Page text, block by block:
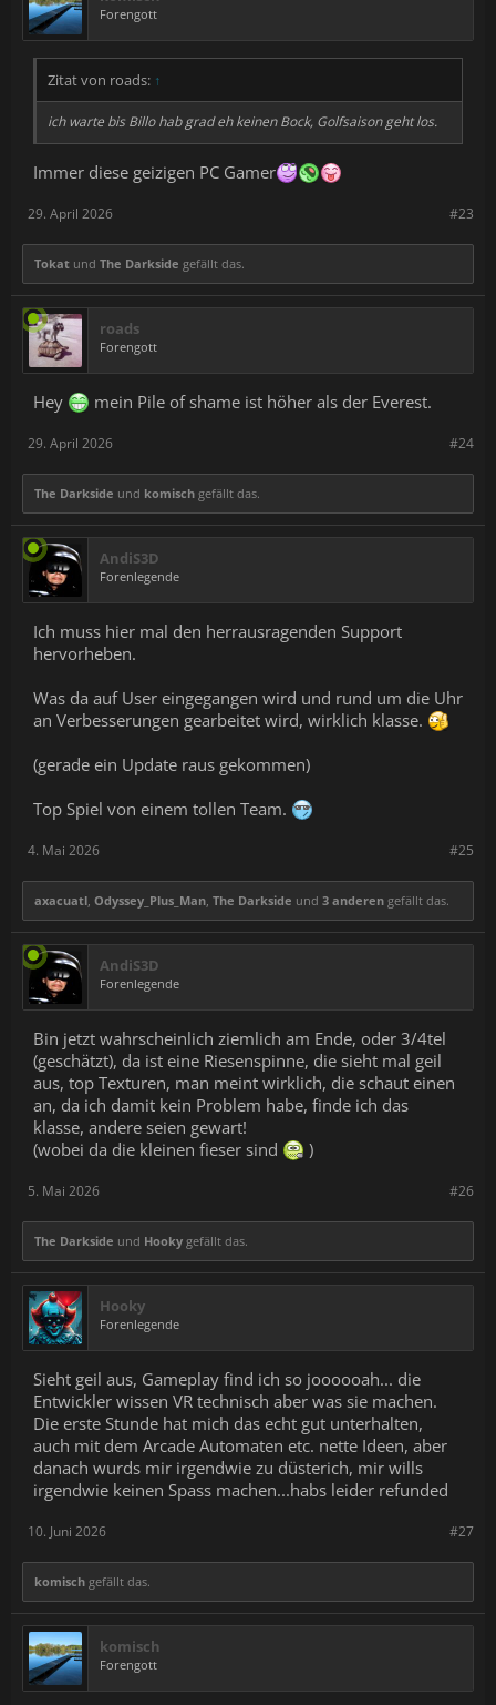
Forengott
Zitat von roads: ↑
ich warte bis Billo hab grad eh keinen Bock, Golfsaison geht los.
Immer diese geizigen PC Gamer
#23
29. April 2026
Tokat und The Darkside gefällt das.
roads
Forengott
Hey mein Pile of shame ist höher als der Everest.
#24
29. April 2026
The Darkside und komisch gefällt das.
AndiS3D
Forenlegende
Ich muss hier mal den herrausragenden Support
hervorheben.
Was da auf User eingegangen wird und rund um die Uhr
an Verbesserungen gearbeitet wird, wirklich klasse.
(gerade ein Update raus gekommen)
Top Spiel von einem tollen Team.
#25
4. Mai 2026
axacuatl Odyssey_Plus_Man The Darkside und 3 anderen gefällt das.
AndiS3D
Forenlegende
Bin jetzt wahrscheinlich ziemlich am Ende, oder 3/4tel
(geschätzt), da ist eine Riesenspinne, die sieht mal geil
aus, top Texturen, man meint wirklich, die schaut einen
an, da ich damit kein Problem habe, finde ich das
klasse, andere seien gewart!
(wobei da die kleinen fieser sind
)
#26
5. Mai 2026
The Darkside und Hooky gefällt das.
Hooky
Forenlegende
Sieht geil aus, Gameplay find ich so joooooah... die
Entwickler wissen VR technisch aber was sie machen.
Die erste Stunde hat mich das echt gut unterhalten,
auch mit dem Arcade Automaten etc. nette Ideen, aber
danach wurds mir irgendwie zu düsterich, mir wills
irgendwie keinen Spass machen...habs leider refunded
#27
10. Juni 2026
komisch gefällt das.
komisch
Forengott